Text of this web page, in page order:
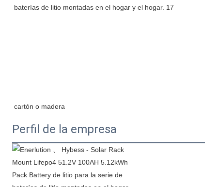
Perfil de la empresa